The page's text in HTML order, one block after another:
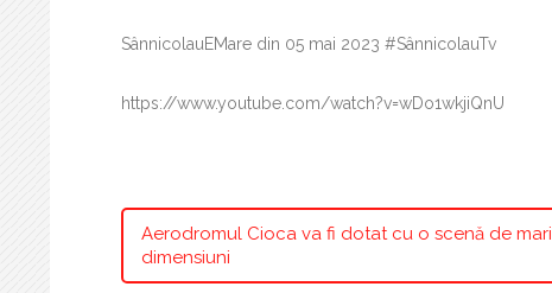
SânnicolauEMare din 05 mai 2023 #SânnicolauTv
https://www.youtube.com/watch?v=wDo1wkjiQnU
Aerodromul Cioca va fi dotat cu o scenă de mari
dimensiuni